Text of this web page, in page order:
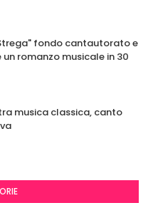
fondo cantautorato e
romanzo musicale in 30
musica classica, canto